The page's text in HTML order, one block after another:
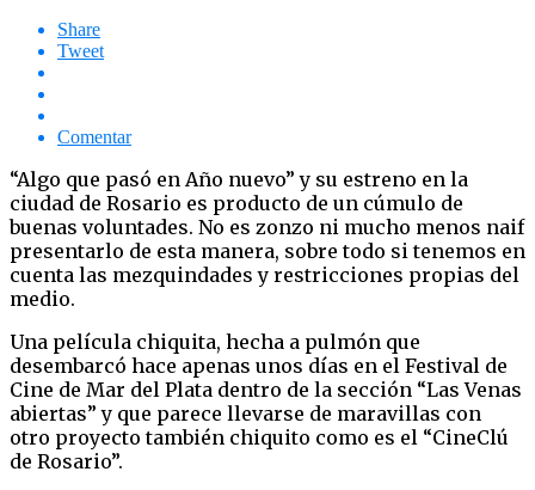
Share
Tweet
Comentar
“Algo que pasó en Año nuevo” y su estreno en la
ciudad de Rosario es producto de un cúmulo de
buenas voluntades. No es zonzo ni mucho menos naif
presentarlo de esta manera, sobre todo si tenemos en
cuenta las mezquindades y restricciones propias del
medio.
Una película chiquita, hecha a pulmón que
desembarcó hace apenas unos días en el Festival de
Cine de Mar del Plata dentro de la sección “Las Venas
abiertas” y que parece llevarse de maravillas con
otro proyecto también chiquito como es el “CineClú
de Rosario”.